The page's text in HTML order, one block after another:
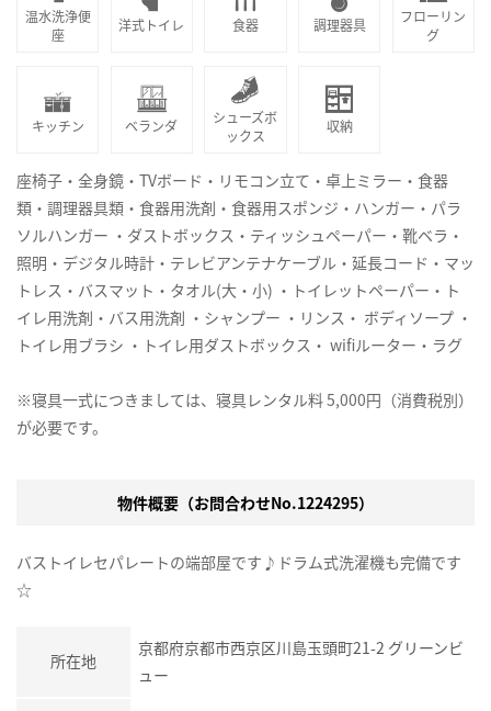
温水洗浄便
座
洋式トイレ 食器 調理器具
フローリン
グ
キッチン ベランダ
シューズボ
ックス
収納
座椅子・全身鏡・TVボード・リモコン立て・卓上ミラー・食器
類・調理器具類・食器用洗剤・食器用スポンジ・ハンガー・パラ
ソルハンガー ・ダストボックス・ティッシュペーパー・靴ベラ・
照明・デジタル時計・テレビアンテナケーブル・延長コード・マッ
トレス・バスマット・タオル(大・小) ・トイレットペーパー・ト
イレ用洗剤・バス用洗剤 ・シャンプー ・リンス・ ボディソープ ・
トイレ用ブラシ ・トイレ用ダストボックス・ wifiルーター・ラグ
※寝具一式につきましては、寝具レンタル料 5,000円（消費税別）
が必要です。
物件概要（お問合わせNo.1224295）
バストイレセパレートの端部屋です♪ドラム式洗濯機も完備です
☆
所在地
京都府京都市西京区川島玉頭町21-2 グリーンビ
ュー